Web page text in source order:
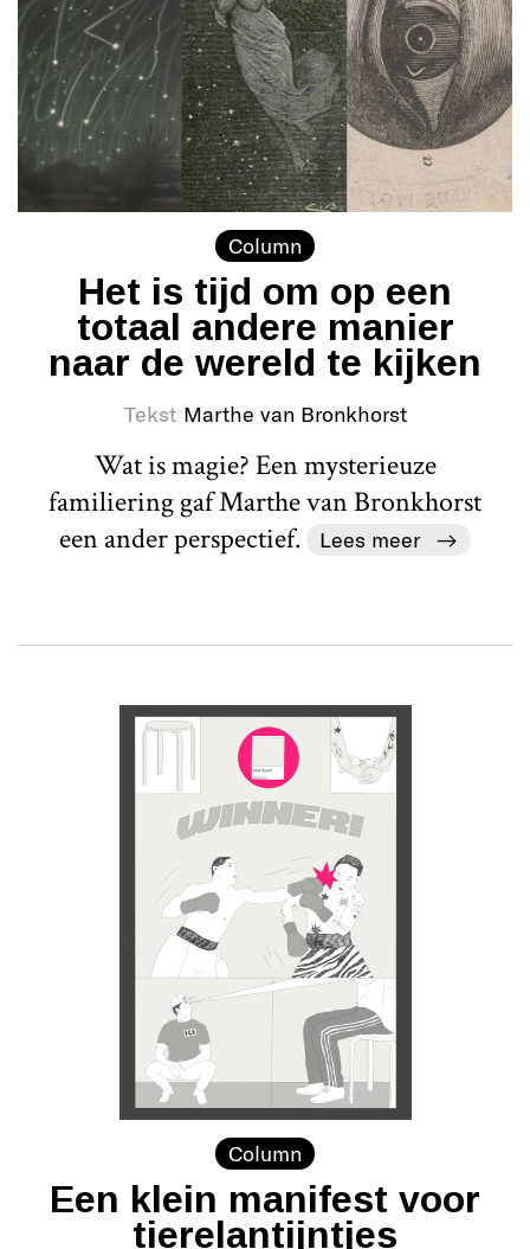
Column
Het is tijd om op een
totaal andere manier
naar de wereld te kijken
Tekst Marthe van Bronkhorst
Wat is magie? Een mysterieuze
familiering gaf Marthe van Bronkhorst
een ander perspectief.
Lees meer
Column
Een klein manifest voor
tierelantijntjes